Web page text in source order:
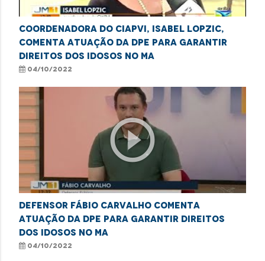
Coordenadora do Ciapvi, Isabel Lopzic,
comenta atuação da DPE para garantir
direitos dos idosos no MA
04/10/2022
play_circle_outline
Defensor Fábio Carvalho comenta
atuação da DPE para garantir direitos
dos idosos no MA
04/10/2022